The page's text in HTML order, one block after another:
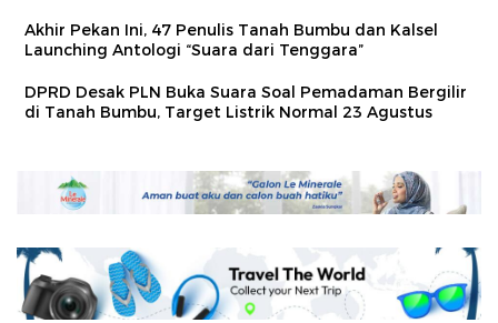
Akhir Pekan Ini, 47 Penulis Tanah Bumbu dan Kalsel
Launching Antologi “Suara dari Tenggara”
DPRD Desak PLN Buka Suara Soal Pemadaman Bergilir
di Tanah Bumbu, Target Listrik Normal 23 Agustus